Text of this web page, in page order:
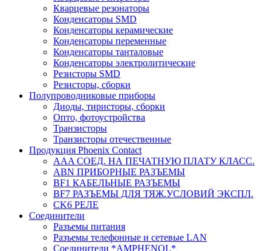
Кварцевые резонаторы
Конденсаторы SMD
Конденсаторы керамические
Конденсаторы переменные
Конденсаторы танталовые
Конденсаторы электролитические
Резисторы SMD
Резисторы, сборки
Полупроводниковые приборы
Диоды, тиристоры, сборки
Опто, фотоустройства
Транзисторы
Транзисторы отечественные
Продукция Phoenix Contact
AAA СОЕД. НА ПЕЧАТНУЮ ПЛАТУ КЛАСС.
ABN ПРИБОРНЫЕ РАЗЪЕМЫ
BF1 КАБЕЛЬНЫЕ РАЗЪЕМЫ
BF7 РАЗЪЕМЫ ДЛЯ ТЯЖ.УСЛОВИЙ ЭКСПЛ.
CK6 РЕЛЕ
Соединители
Разъемы питания
Разъемы телефонные и сетевые LAN
Соединители *AMPHENOL*